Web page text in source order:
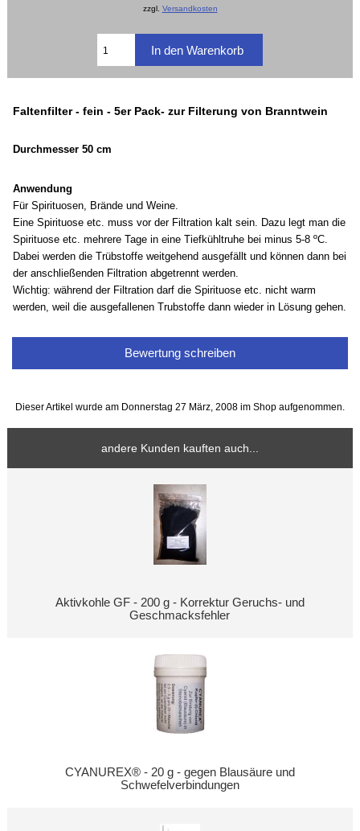
zzgl. Versandkosten
Faltenfilter - fein - 5er Pack- zur Filterung von Branntwein
Durchmesser 50 cm
Anwendung
Für Spirituosen, Brände und Weine.
Eine Spirituose etc. muss vor der Filtration kalt sein. Dazu legt man die
Spirituose etc. mehrere Tage in eine Tiefkühltruhe bei minus 5-8 ºC.
Dabei werden die Trübstoffe weitgehend ausgefällt und können dann bei
der anschließenden Filtration abgetrennt werden.
Wichtig: während der Filtration darf die Spirituose etc. nicht warm
werden, weil die ausgefallenen Trubstoffe dann wieder in Lösung gehen.
Bewertung schreiben
Dieser Artikel wurde am Donnerstag 27 März, 2008 im Shop aufgenommen.
andere Kunden kauften auch...
Aktivkohle GF - 200 g - Korrektur Geruchs- und
Geschmacksfehler
CYANUREX® - 20 g - gegen Blausäure und
Schwefelverbindungen